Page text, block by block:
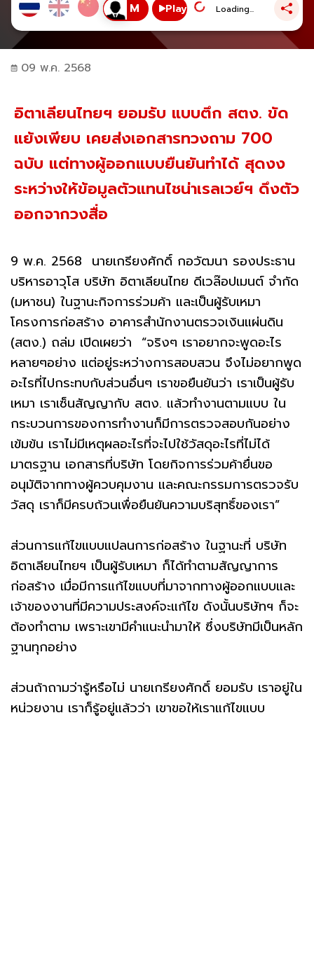
Play Loading...
09 พ.ค. 2568
อิตาเลียนไทยฯ ยอมรับ แบบตึก สตง. ขัด
แย้งเพียบ เคยส่งเอกสารทวงถาม 700
ฉบับ แต่ทางผู้ออกแบบยืนยันทำได้ สุดงง
ระหว่างให้ข้อมูลตัวแทนไชน่าเรลเวย์ฯ ดึงตัว
ออกจากวงสื่อ
9 พ.ค. 2568 นายเกรียงศักดิ์ กอวัฒนา รองประธาน
บริหารอาวุโส บริษัท อิตาเลียนไทย ดีเวล๊อปเมนต์ จำกัด
(มหาชน) ในฐานะกิจการร่วมค้า และเป็นผู้รับเหมา
โครงการก่อสร้าง อาคารสำนักงานตรวจเงินแผ่นดิน
(สตง.) ถล่ม เปิดเผยว่า “จริงๆ เราอยากจะพูดอะไร
หลายๆอย่าง แต่อยู่ระหว่างการสอบสวน จึงไม่อยากพูด
อะไรที่ไปกระทบกับส่วนอื่นๆ เราขอยืนยันว่า เราเป็นผู้รับ
เหมา เราเซ็นสัญญากับ สตง. แล้วทำงานตามแบบ ใน
กระบวนการของการทำงานก็มีการตรวจสอบกันอย่าง
เข้มข้น เราไม่มีเหตุผลอะไรที่จะไปใช้วัสดุอะไรที่ไม่ได้
มาตรฐาน เอกสารที่บริษัท โดยกิจการร่วมค้ายื่นขอ
อนุมัติจากทางผู้ควบคุมงาน และคณะกรรมการตรวจรับ
วัสดุ เราก็มีครบถ้วนเพื่อยืนยันความบริสุทธิ์ของเรา”
ส่วนการแก้ไขแบบแปลนการก่อสร้าง ในฐานะที่ บริษัท
อิตาเลียนไทยฯ เป็นผู้รับเหมา ก็ได้ทำตามสัญญาการ
ก่อสร้าง เมื่อมีการแก้ไขแบบที่มาจากทางผู้ออกแบบและ
เจ้าของงานที่มีความประสงค์จะแก้ไข ดังนั้นบริษัทฯ ก็จะ
ต้องทำตาม เพราะเขามีคำแนะนำมาให้ ซึ่งบริษัทมีเป็นหลัก
ฐานทุกอย่าง
ส่วนถ้าถามว่ารู้หรือไม่ นายเกรียงศักดิ์ ยอมรับ เราอยู่ใน
หน่วยงาน เราก็รู้อยู่แล้วว่า เขาขอให้เราแก้ไขแบบ